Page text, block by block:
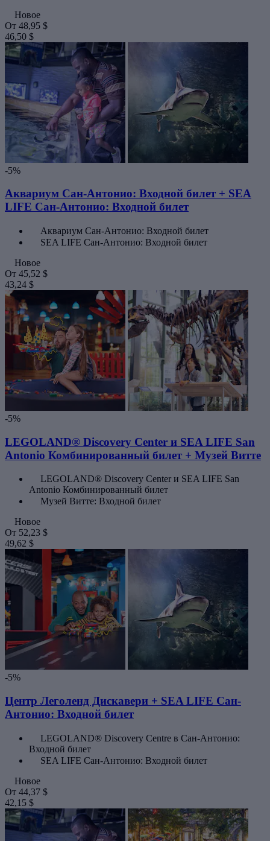
Новое
От 48,95 $
46,50 $
-5%
Аквариум Сан-Антонио: Входной билет + SEA
LIFE Сан-Антонио: Входной билет
Аквариум Сан-Антонио: Входной билет
SEA LIFE Сан-Антонио: Входной билет
Новое
От 45,52 $
43,24 $
-5%
LEGOLAND® Discovery Center и SEA LIFE San
Antonio Комбинированный билет + Музей Витте
LEGOLAND® Discovery Center и SEA LIFE San
Antonio Комбинированный билет
Музей Витте: Входной билет
Новое
От 52,23 $
49,62 $
-5%
Центр Леголенд Дискавери + SEA LIFE Сан-
Антонио: Входной билет
LEGOLAND® Discovery Centre в Сан-Антонио:
Входной билет
SEA LIFE Сан-Антонио: Входной билет
Новое
От 44,37 $
42,15 $